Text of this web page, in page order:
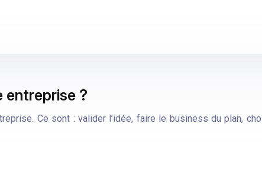
entreprise ?
Ce sont : valider l’idée, faire le business du plan,